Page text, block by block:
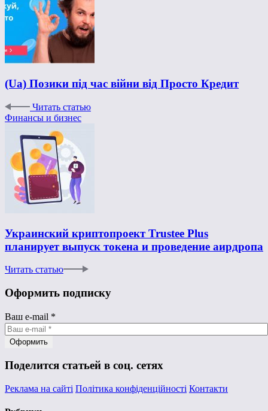
(Ua) Позики під час війни від Просто Кредит
Читать статью
Финансы и бизнес
Украинский криптопроект Trustee Plus
планирует выпуск токена и проведение аирдропа
Читать статью
Оформить подписку
Ваш e-mail *
Поделится статьей в соц. сетях
Реклама на сайті Політика конфіденційності Контакти